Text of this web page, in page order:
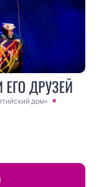
ДРУЗЕЙ
дом»